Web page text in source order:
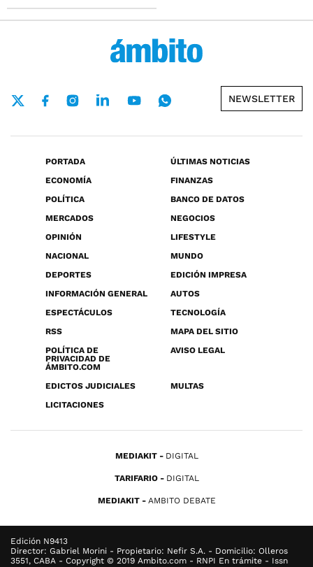
NEWSLETTER
PORTADA
ÚLTIMAS NOTICIAS
ECONOMÍA
FINANZAS
POLÍTICA
BANCO DE DATOS
MERCADOS
NEGOCIOS
OPINIÓN
LIFESTYLE
NACIONAL
MUNDO
DEPORTES
EDICIÓN IMPRESA
INFORMACIÓN GENERAL
AUTOS
ESPECTÁCULOS
TECNOLOGÍA
RSS
MAPA DEL SITIO
POLÍTICA DE
PRIVACIDAD DE
ÁMBITO.COM
AVISO LEGAL
EDICTOS JUDICIALES
MULTAS
LICITACIONES
MEDIAKIT DIGITAL
TARIFARIO DIGITAL
MEDIAKIT AMBITO DEBATE
Edición N9413
Director: Gabriel Morini - Propietario: Nefir S.A. - Domicilio: Olleros
3551, CABA - Copyright © 2019 Ambito.com - RNPI En trámite - Issn